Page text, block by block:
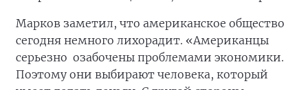
Марков заметил, что американское общество
сегодня немного лихорадит. «Американцы
серьезно озабочены проблемами экономики.
Поэтому они выбирают человека, который